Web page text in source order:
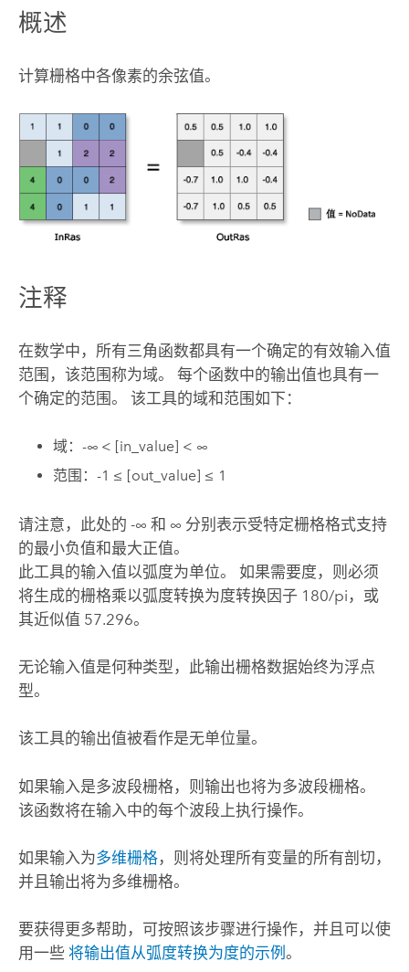
概述
计算栅格中各像素的余弦值。
注释
在数学中，所有三角函数都具有一个确定的有效输入值
范围，该范围称为域。 每个函数中的输出值也具有一
个确定的范围。 该工具的域和范围如下：
域：-∞ < [in_value] < ∞
范围：-1 ≤ [out_value] ≤ 1
请注意，此处的 -∞ 和 ∞ 分别表示受特定栅格格式支持
的最小负值和最大正值。
此工具的输入值以弧度为单位。 如果需要度，则必须
将生成的栅格乘以弧度转换为度转换因子 180/pi，或
其近似值 57.296。
无论输入值是何种类型，此输出栅格数据始终为浮点
型。
该工具的输出值被看作是无单位量。
如果输入是多波段栅格，则输出也将为多波段栅格。
该函数将在输入中的每个波段上执行操作。
如果输入为多维栅格，则将处理所有变量的所有剖切，
并且输出将为多维栅格。
要获得更多帮助，可按照该步骤进行操作，并且可以使
用一些将输出值从弧度转换为度的示例 。